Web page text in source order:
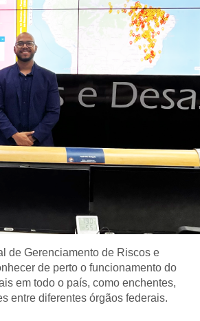
de Gerenciamento de Riscos e
de perto o funcionamento do
em todo o país, como enchentes,
entre diferentes órgãos federais.